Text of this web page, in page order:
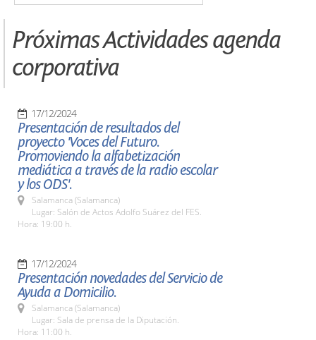
Próximas Actividades agenda
corporativa
17/12/2024
Presentación de resultados del
proyecto 'Voces del Futuro.
Promoviendo la alfabetización
mediática a través de la radio escolar
y los ODS'.
Salamanca (Salamanca)
Lugar: Salón de Actos Adolfo Suárez del FES.
Hora: 19:00 h.
17/12/2024
Presentación novedades del Servicio de
Ayuda a Domicilio.
Salamanca (Salamanca)
Lugar: Sala de prensa de la Diputación.
Hora: 11:00 h.